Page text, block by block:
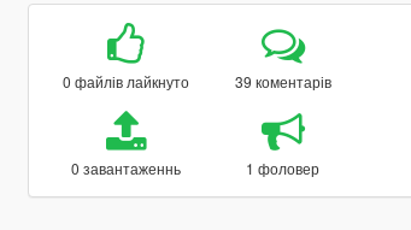
0 файлів лайкнуто 39 коментарів
0 завантаженнь 1 фоловер